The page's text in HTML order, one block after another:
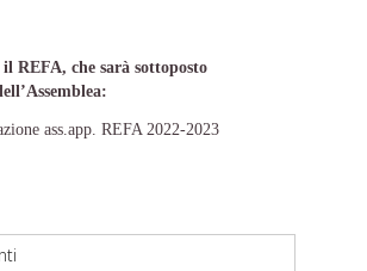
il REFA, che sarà sottoposto
ass.app. REFA 2022-2023